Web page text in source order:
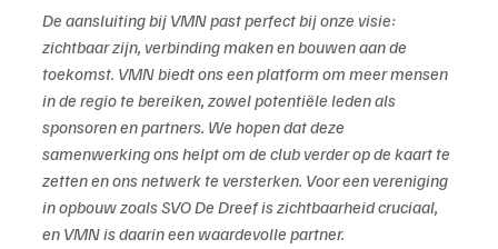
De aansluiting bij VMN past perfect bij onze visie:
zichtbaar zijn, verbinding maken en bouwen aan de
toekomst. VMN biedt ons een platform om meer mensen
in de regio te bereiken, zowel potentiële leden als
sponsoren en partners. We hopen dat deze
samenwerking ons helpt om de club verder op de kaart te
zetten en ons netwerk te versterken. Voor een vereniging
in opbouw zoals SVO De Dreef is zichtbaarheid cruciaal,
en VMN is daarin een waardevolle partner.